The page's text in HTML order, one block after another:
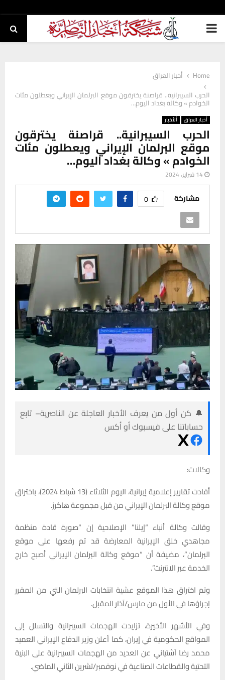
PRIMARY
Home
أخبار العراق
الحرب السيبرانية.. قراصنة يخترقون موقع البرلمان الإيراني ويعطلون مئات
الخوادم » وكالة بغداد اليوم…
أخبار العراق ألأخبار
الحرب السيبرانية.. قراصنة يخترقون
موقع البرلمان الإيراني ويعطلون مئات
الخوادم » وكالة بغداد اليوم…
14 فبراير، 2024
مشاركة 0
🔔 كن أول من يعرف الأخبار العاجلة عن الناصرية– تابع
حساباتنا على فيسبوك أو أكس
وكالات:
أفادت تقارير إعلامية إيرانية، اليوم الثلاثاء (13 شباط 2024)، باختراق
موقع وكالة البرلمان الإيراني من قبل مجموعة هاكرز.
وقالت وكالة أنباء “إيلنا” الإصلاحية إن “صورة قادة منظمة
مجاهدي خلق الإيرانية المعارضة قد تم رفعها على موقع
البرلمان”، مضيفة أن “موقع وكالة البرلمان الإيراني أصبح خارج
الخدمة عبر الانترنت”.
وتم اختراق هذا الموقع عشية انتخابات البرلمان التي من المقرر
إجراؤها في الأول من مارس/آذار المقبل.
وفي الأشهر الأخيرة، تزايدت الهجمات السيبرانية والتسلل إلى
المواقع الحكومية في إيران، كما أعلن وزير الدفاع الإيراني العميد
محمد رضا آشتياني عن العديد من الهجمات السيبرانية على البنية
التحتية والقطاعات الصناعية في نوفمبر/تشرين الثاني الماضي.